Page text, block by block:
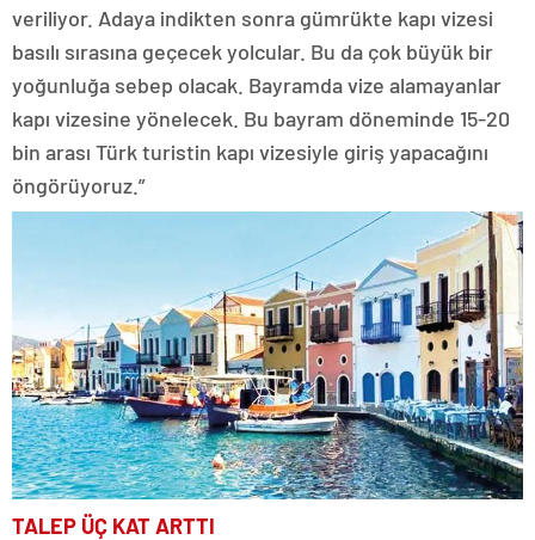
veriliyor. Adaya indikten sonra gümrükte kapı vizesi
basılı sırasına geçecek yolcular. Bu da çok büyük bir
yoğunluğa sebep olacak. Bayramda vize alamayanlar
kapı vizesine yönelecek. Bu bayram döneminde 15-20
bin arası Türk turistin kapı vizesiyle giriş yapacağını
öngörüyoruz.”
TALEP ÜÇ KAT ARTTI